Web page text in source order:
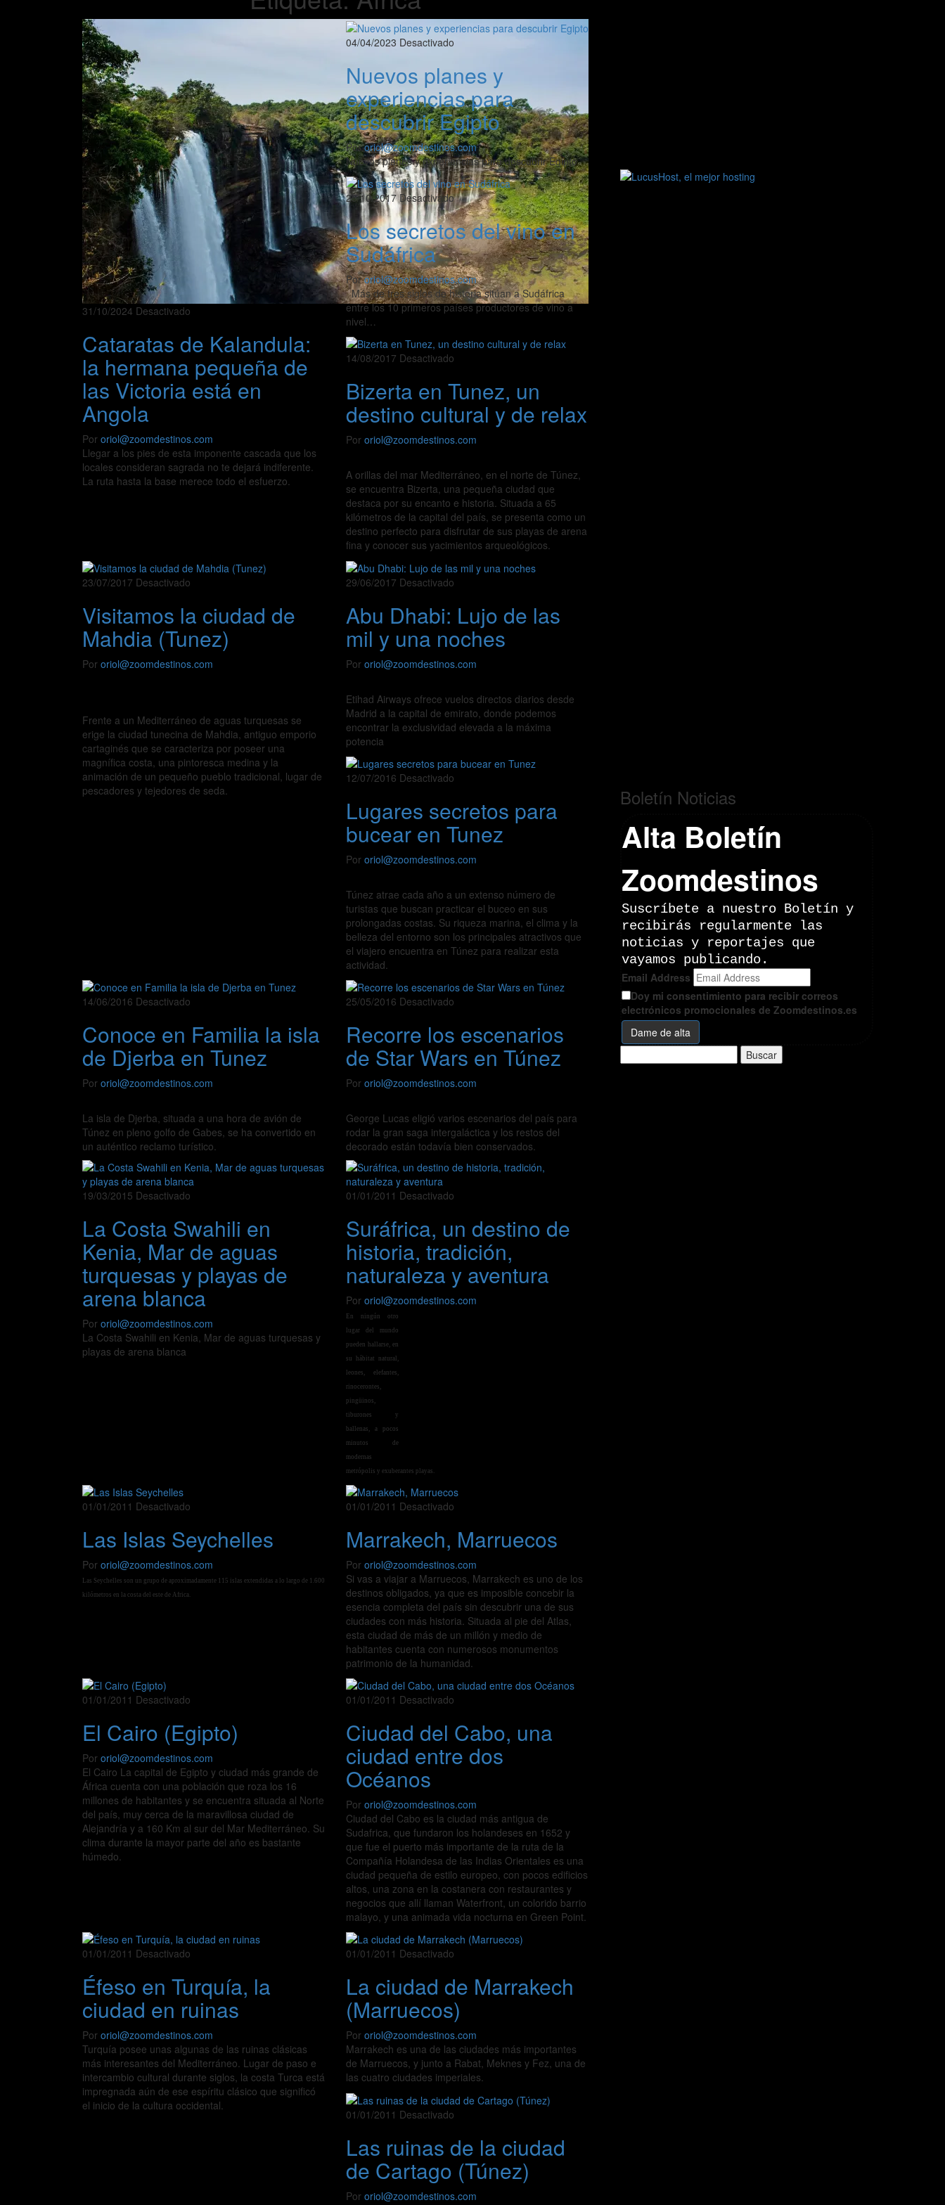
31/10/2024 Desactivado
Cataratas de Kalandula:
la hermana pequeña de
las Victoria está en
Angola
Por oriol@zoomdestinos.com
Llegar a los pies de esta imponente cascada que los
locales consideran sagrada no te dejará indiferente.
La ruta hasta la base merece todo el esfuerzo.
04/04/2023 Desactivado
Nuevos planes y
experiencias para
descubrir Egipto
Por oriol@zoomdestinos.com
Nuevos planes y experiencias para descubrir Egipto
25/10/2017Desactivado
Los secretos del vino en
Sudáfrica
Por oriol@zoomdestinos.com
Más de tres siglos de historia sitúan a Sudáfrica
entre los 10 primeros países productores de vino a
nivel…
14/08/2017 Desactivado
Bizerta en Tunez, un
destino cultural y de relax
Por oriol@zoomdestinos.com
A orillas del mar Mediterráneo, en el norte de Túnez,
se encuentra Bizerta, una pequeña ciudad que
destaca por su encanto e historia. Situada a 65
kilómetros de la capital del país, se presenta como un
destino perfecto para disfrutar de sus playas de arena
fina y conocer sus yacimientos arqueológicos.
23/07/2017 Desactivado
Visitamos la ciudad de
Mahdia (Tunez)
Por oriol@zoomdestinos.com
Frente a un Mediterráneo de aguas turquesas se
erige la ciudad tunecina de Mahdia, antiguo emporio
cartaginés que se caracteriza por poseer una
magnífica costa, una pintoresca medina y la
animación de un pequeño pueblo tradicional, lugar de
pescadores y tejedores de seda.
29/06/2017 Desactivado
Abu Dhabi: Lujo de las
mil y una noches
Por oriol@zoomdestinos.com
Etihad Airways ofrece vuelos directos diarios desde
Madrid a la capital de emirato, donde podemos
encontrar la exclusividad elevada a la máxima
potencia
12/07/2016 Desactivado
Lugares secretos para
bucear en Tunez
Por oriol@zoomdestinos.com
Túnez atrae cada año a un extenso número de
turistas que buscan practicar el buceo en sus
prolongadas costas. Su riqueza marina, el clima y la
belleza del entorno son los principales atractivos que
el viajero encuentra en Túnez para realizar esta
actividad.
14/06/2016 Desactivado
Conoce en Familia la isla
de Djerba en Tunez
Por oriol@zoomdestinos.com
La isla de Djerba, situada a una hora de avión de
Túnez en pleno golfo de Gabes, se ha convertido en
un auténtico reclamo turístico.
25/05/2016 Desactivado
Recorre los escenarios
de Star Wars en Túnez
Por oriol@zoomdestinos.com
George Lucas eligió varios escenarios del país para
rodar la gran saga intergaláctica y los restos del
decorado están todavía bien conservados.
19/03/2015 Desactivado
La Costa Swahili en
Kenia, Mar de aguas
turquesas y playas de
arena blanca
Por oriol@zoomdestinos.com
La Costa Swahili en Kenia, Mar de aguas turquesas y
playas de arena blanca
01/01/2011 Desactivado
Suráfrica, un destino de
historia, tradición,
naturaleza y aventura
Por oriol@zoomdestinos.com
En ningún otro
lugar del mundo
pueden hallarse, en
su hábitat natural,
leones, elefantes,
rinocerontes,
pingüinos,
tiburones y
ballenas, a pocos
minutos de
modernas
metrópolis y exuberantes playas.
01/01/2011 Desactivado
Las Islas Seychelles
Por oriol@zoomdestinos.com
Las Seychelles son un grupo de aproximadamente 115 islas extendidas a lo largo de 1.600
kilómetros en la costa del este de Africa.
01/01/2011 Desactivado
Marrakech, Marruecos
Por oriol@zoomdestinos.com
Si vas a viajar a Marruecos, Marrakech es uno de los
destinos obligados, ya que es imposible concebir la
esencia completa del país sin descubrir una de sus
ciudades con más historia. Situada al pie del Atlas,
esta ciudad de más de un millón y medio de
habitantes cuenta con numerosos monumentos
patrimonio de la humanidad.
01/01/2011 Desactivado
El Cairo (Egipto)
Por oriol@zoomdestinos.com
El Cairo La capital de Egipto y ciudad más grande de
África cuenta con una población que roza los 16
millones de habitantes y se encuentra situada al Norte
del país, muy cerca de la maravillosa ciudad de
Alejandría y a 160 Km al sur del Mar Mediterráneo. Su
clima durante la mayor parte del año es bastante
húmedo.
01/01/2011 Desactivado
Ciudad del Cabo, una
ciudad entre dos
Océanos
Por oriol@zoomdestinos.com
Ciudad del Cabo es la ciudad más antigua de
Sudafrica, que fundaron los holandeses en 1652 y
que fue el puerto más importante de la ruta de la
Compañía Holandesa de las Indias Orientales es una
ciudad pequeña de estilo europeo, con pocos edificios
altos, una zona en la costanera con restaurantes y
negocios que allí llaman Waterfront, un colorido barrio
malayo, y una animada vida nocturna en Green Point.
01/01/2011 Desactivado
Éfeso en Turquía, la
ciudad en ruinas
Por oriol@zoomdestinos.com
Turquía posee unas algunas de las ruinas clásicas
más interesantes del Mediterráneo. Lugar de paso e
intercambio cultural durante siglos, la costa Turca está
impregnada aún de ese espíritu clásico que significó
el inicio de la cultura occidental.
01/01/2011 Desactivado
La ciudad de Marrakech
(Marruecos)
Por oriol@zoomdestinos.com
Marrakech es una de las ciudades más importantes
de Marruecos, y junto a Rabat, Meknes y Fez, una de
las cuatro ciudades imperiales.
01/01/2011 Desactivado
Las ruinas de la ciudad
de Cartago (Túnez)
Por oriol@zoomdestinos.com
Boletín Noticias
Alta Boletín
Zoomdestinos
Suscríbete a nuestro Boletín y
recibirás regularmente las
noticias y reportajes que
vayamos publicando.
Email Address
Doy mi consentimiento para recibir correos
electrónicos promocionales de Zoomdestinos.es